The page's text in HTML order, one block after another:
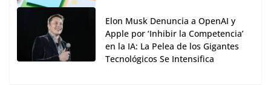
Elon Musk Denuncia a OpenAI y
Apple por ‘Inhibir la Competencia’
en la IA: La Pelea de los Gigantes
Tecnológicos Se Intensifica